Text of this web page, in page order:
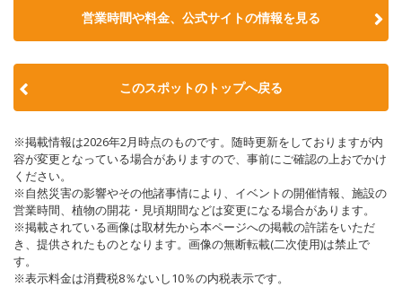
営業時間や料金、公式サイトの情報を見る
このスポットのトップへ戻る
※掲載情報は2026年2月時点のものです。随時更新をしておりますが内
容が変更となっている場合がありますので、事前にご確認の上おでかけ
ください。
※自然災害の影響やその他諸事情により、イベントの開催情報、施設の
営業時間、植物の開花・見頃期間などは変更になる場合があります。
※掲載されている画像は取材先から本ページへの掲載の許諾をいただ
き、提供されたものとなります。画像の無断転載(二次使用)は禁止で
す。
※表示料金は消費税8％ないし10％の内税表示です。